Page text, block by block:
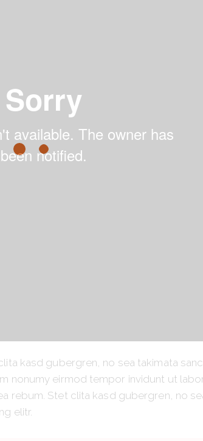
kasd gubergren, no sea takimata
nonumy eirmod tempor invidunt ut
rebum. Stet clita kasd gubergren, no
elitr.